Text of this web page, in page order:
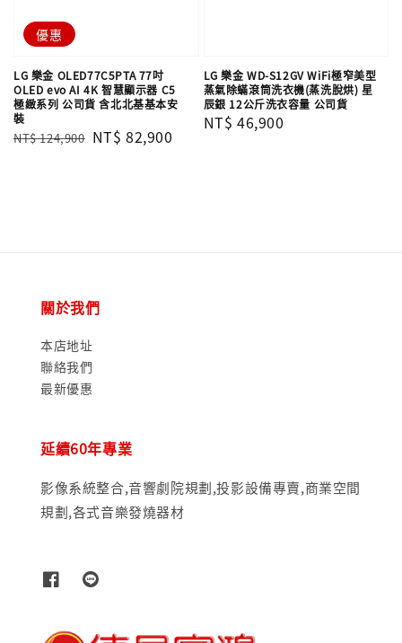
優惠
LG 樂金 OLED77C5PTA 77吋
OLED evo AI 4K 智慧顯示器 C5
極緻系列 公司貨 含北北基基本安
裝
Regular
NT$ 124,900 Sale
NT$ 82,900
LG 樂金 WD-S12GV WiFi極窄美型
蒸氣除蟎滾筒洗衣機(蒸洗脫烘) 星
辰銀 12公斤洗衣容量 公司貨
Regular
NT$ 46,900
關於我們
本店地址
聯絡我們
最新優惠
延續60年專業
影像系統整合,音響劇院規劃,投影設備專賣,商業空間
規劃,各式音樂發燒器材